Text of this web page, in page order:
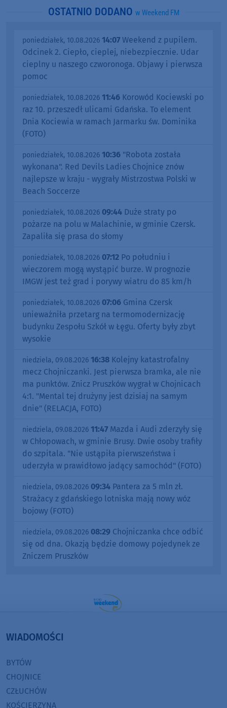
OSTATNIO DODANO w Weekend FM
poniedziałek, 10.08.2026 14:07 Weekend z pupilem.
Odcinek 2. Ciepło, cieplej, niebezpiecznie. Udar
cieplny u naszego czworonoga. Objawy i pierwsza
pomoc
poniedziałek, 10.08.2026 11:46 Korowód Kociewski po
raz 10. przeszedł ulicami Gdańska. To element
Dnia Kociewia w ramach Jarmarku św. Dominika
(FOTO)
poniedziałek, 10.08.2026 10:36 "Robota została
wykonana". Red Devils Ladies Chojnice znów
najlepsze w kraju - wygrały Mistrzostwa Polski w
Beach Soccerze
poniedziałek, 10.08.2026 09:44 Duże straty po
pożarze na polu w Malachinie, w gminie Czersk.
Zapaliła się prasa do słomy
poniedziałek, 10.08.2026 07:12 Po południu i
wieczorem mogą wystąpić burze. W prognozie
IMGW jest też grad i porywy wiatru do 85 km/h
poniedziałek, 10.08.2026 07:06 Gmina Czersk
unieważniła przetarg na termomodernizację
budynku Zespołu Szkół w Łęgu. Oferty były zbyt
wysokie
niedziela, 09.08.2026 16:38 Kolejny katastrofalny
mecz Chojniczanki. Jest pierwsza bramka, ale nie
ma punktów. Znicz Pruszków wygrał w Chojnicach
4:1. "Mental tej drużyny jest dzisiaj na samym
dnie" (RELACJA, FOTO)
niedziela, 09.08.2026 11:47 Mazda i Audi zderzyły się
w Chłopowach, w gminie Brusy. Dwie osoby trafiły
do szpitala. "Nie ustąpiła pierwszeństwa i
uderzyła w prawidłowo jadący samochód" (FOTO)
niedziela, 09.08.2026 09:34 Pantera za 5 mln zł.
Strażacy z gdańskiego lotniska mają nowy wóz
bojowy (FOTO)
niedziela, 09.08.2026 08:29 Chojniczanka chce odbić
się od dna. Okazją będzie domowy pojedynek ze
Zniczem Pruszków
WIADOMOŚCI
BYTÓW
CHOJNICE
CZŁUCHÓW
KOŚCIERZYNA